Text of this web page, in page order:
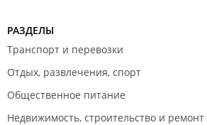
РАЗДЕЛЫ
Транспорт и перевозки
Отдых, развлечения, спорт
Общественное питание
Недвижимость, строительство и ремонт